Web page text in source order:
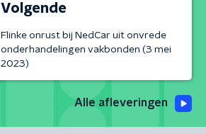
Volgende
Flinke onrust bij NedCar uit onvrede
onderhandelingen vakbonden (3 mei
2023)
Alle afleveringen